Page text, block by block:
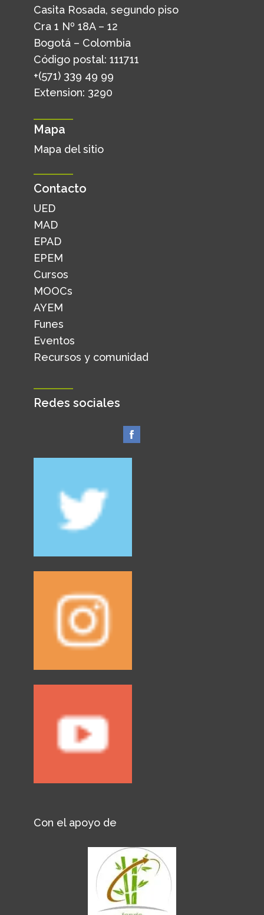
Casita Rosada, segundo piso
Cra 1 Nº 18A – 12
Bogotá – Colombia
Código postal: 111711
+(571) 339 49 99
Extension: 3290
Mapa
Mapa del sitio
Contacto
UED
MAD
EPAD
EPEM
Cursos
MOOCs
AYEM
Funes
Eventos
Recursos y comunidad
Redes sociales
Con el apoyo de